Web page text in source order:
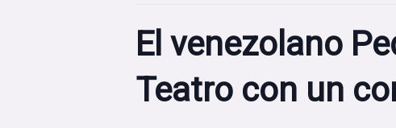
El venezolano
Teatro con un